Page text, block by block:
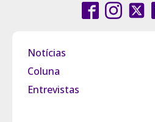
Notícias
Coluna
Entrevistas